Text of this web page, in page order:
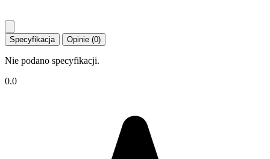
Specyfikacja Opinie (0)
Nie podano specyfikacji.
0.0